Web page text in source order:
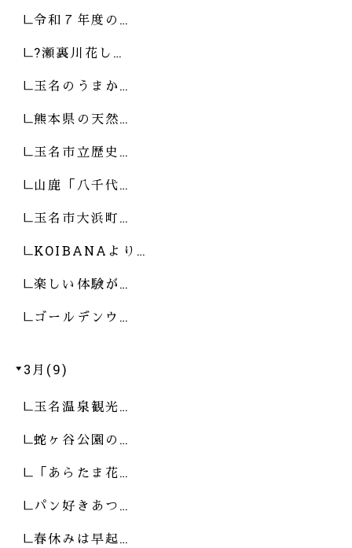
令和７年度の…
?瀬裏川花し…
玉名のうまか…
熊本県の天然…
玉名市立歴史…
山鹿「八千代…
玉名市大浜町…
KOIBANAより…
楽しい体験が…
ゴールデンウ…
3月(9)
玉名温泉観光…
蛇ヶ谷公園の…
「あらたま花…
パン好きあつ…
春休みは早起…